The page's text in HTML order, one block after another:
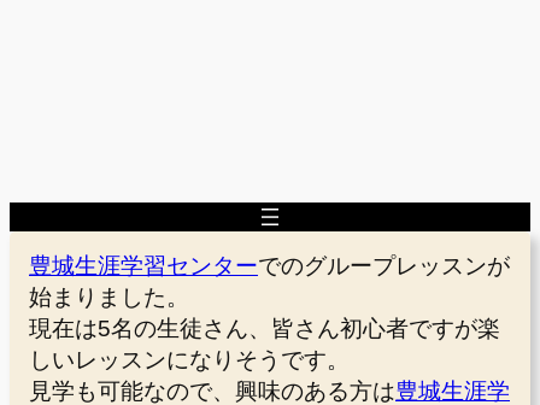
豊城生涯学習センターでのグループレッスンが
始まりました。
現在は5名の生徒さん、皆さん初心者ですが楽
しいレッスンになりそうです。
見学も可能なので、興味のある方は豊城生涯学